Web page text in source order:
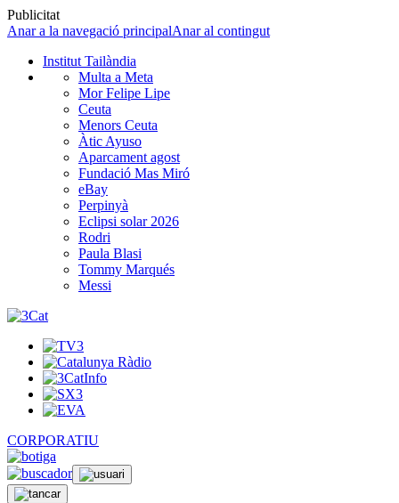
Publicitat
Anar a la navegació principalAnar al contingut
Institut Tailàndia
Multa a Meta
Mor Felipe Lipe
Ceuta
Menors Ceuta
Àtic Ayuso
Aparcament agost
Fundació Mas Miró
eBay
Perpinyà
Eclipsi solar 2026
Rodri
Paula Blasi
Tommy Marqués
Messi
CORPORATIU